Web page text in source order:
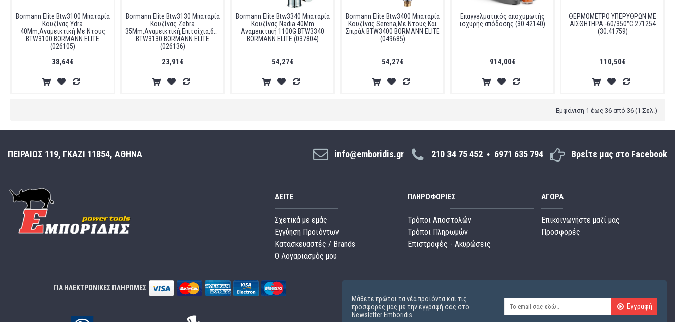
Bormann Elite Btw3100 Μπαταρία
Κουζίνας Ydra
40Mm,Αναμεικτική Με Ντους
BTW3100 BORMANN ELITE
(026105)
38,64€
Bormann Elite Btw3130 Μπαταρία
Κουζίνας Zebra
35Mm,Αναμεικτική,Επιτοίχια,620G
BTW3130 BORMANN ELITE
(026136)
23,91€
Bormann Elite Btw3340 Μπαταρία
Κουζίνας Nadia 40Mm
Αναμεικτική 1100G BTW3340
BORMANN ELITE (037804)
54,27€
Bormann Elite Btw3400 Μπαταρία
Κουζίνας Serena,Με Ντους Και
Σπιράλ BTW3400 BORMANN ELITE
(049685)
54,27€
Επαγγελματικός αποχυμωτής
ισχυρής απόδοσης (30.42140)
914,00€
ΘΕΡΜΟΜΕΤΡΟ ΥΠΕΡΥΘΡΩΝ ΜΕ
ΑΙΣΘΗΤΗΡΑ -60/350°C 271254
(30.41759)
110,50€
Εμφάνιση 1 έως 36 από 36 (1 Σελ.)
ΠΕΙΡΑΙΩΣ 119, ΓΚΑΖΙ 11854, ΑΘΗΝΑ info@emboridis.gr 210 34 75 452 6971 635 794 Βρείτε μας στο Facebook
ΔΕΊΤΕ
Σχετικά με εμάς
Εγγύηση Προϊόντων
Κατασκευαστές / Brands
O Λογαριασμός μου
ΠΛΗΡΟΦΟΡΊΕΣ
Τρόποι Αποστολών
Τρόποι Πληρωμών
Επιστροφές - Ακυρώσεις
ΑΓΟΡΆ
Επικοινωνήστε μαζί μας
Προσφορές
ΓΙΑ ΗΛΕΚΤΡΟΝΙΚΕΣ ΠΛΗΡΩΜΕΣ
Μάθετε πρώτοι τα νέα προϊόντα και τις
προσφορές μας με την εγγραφή σας στο
Newsletter Emboridis
Εγγραφή